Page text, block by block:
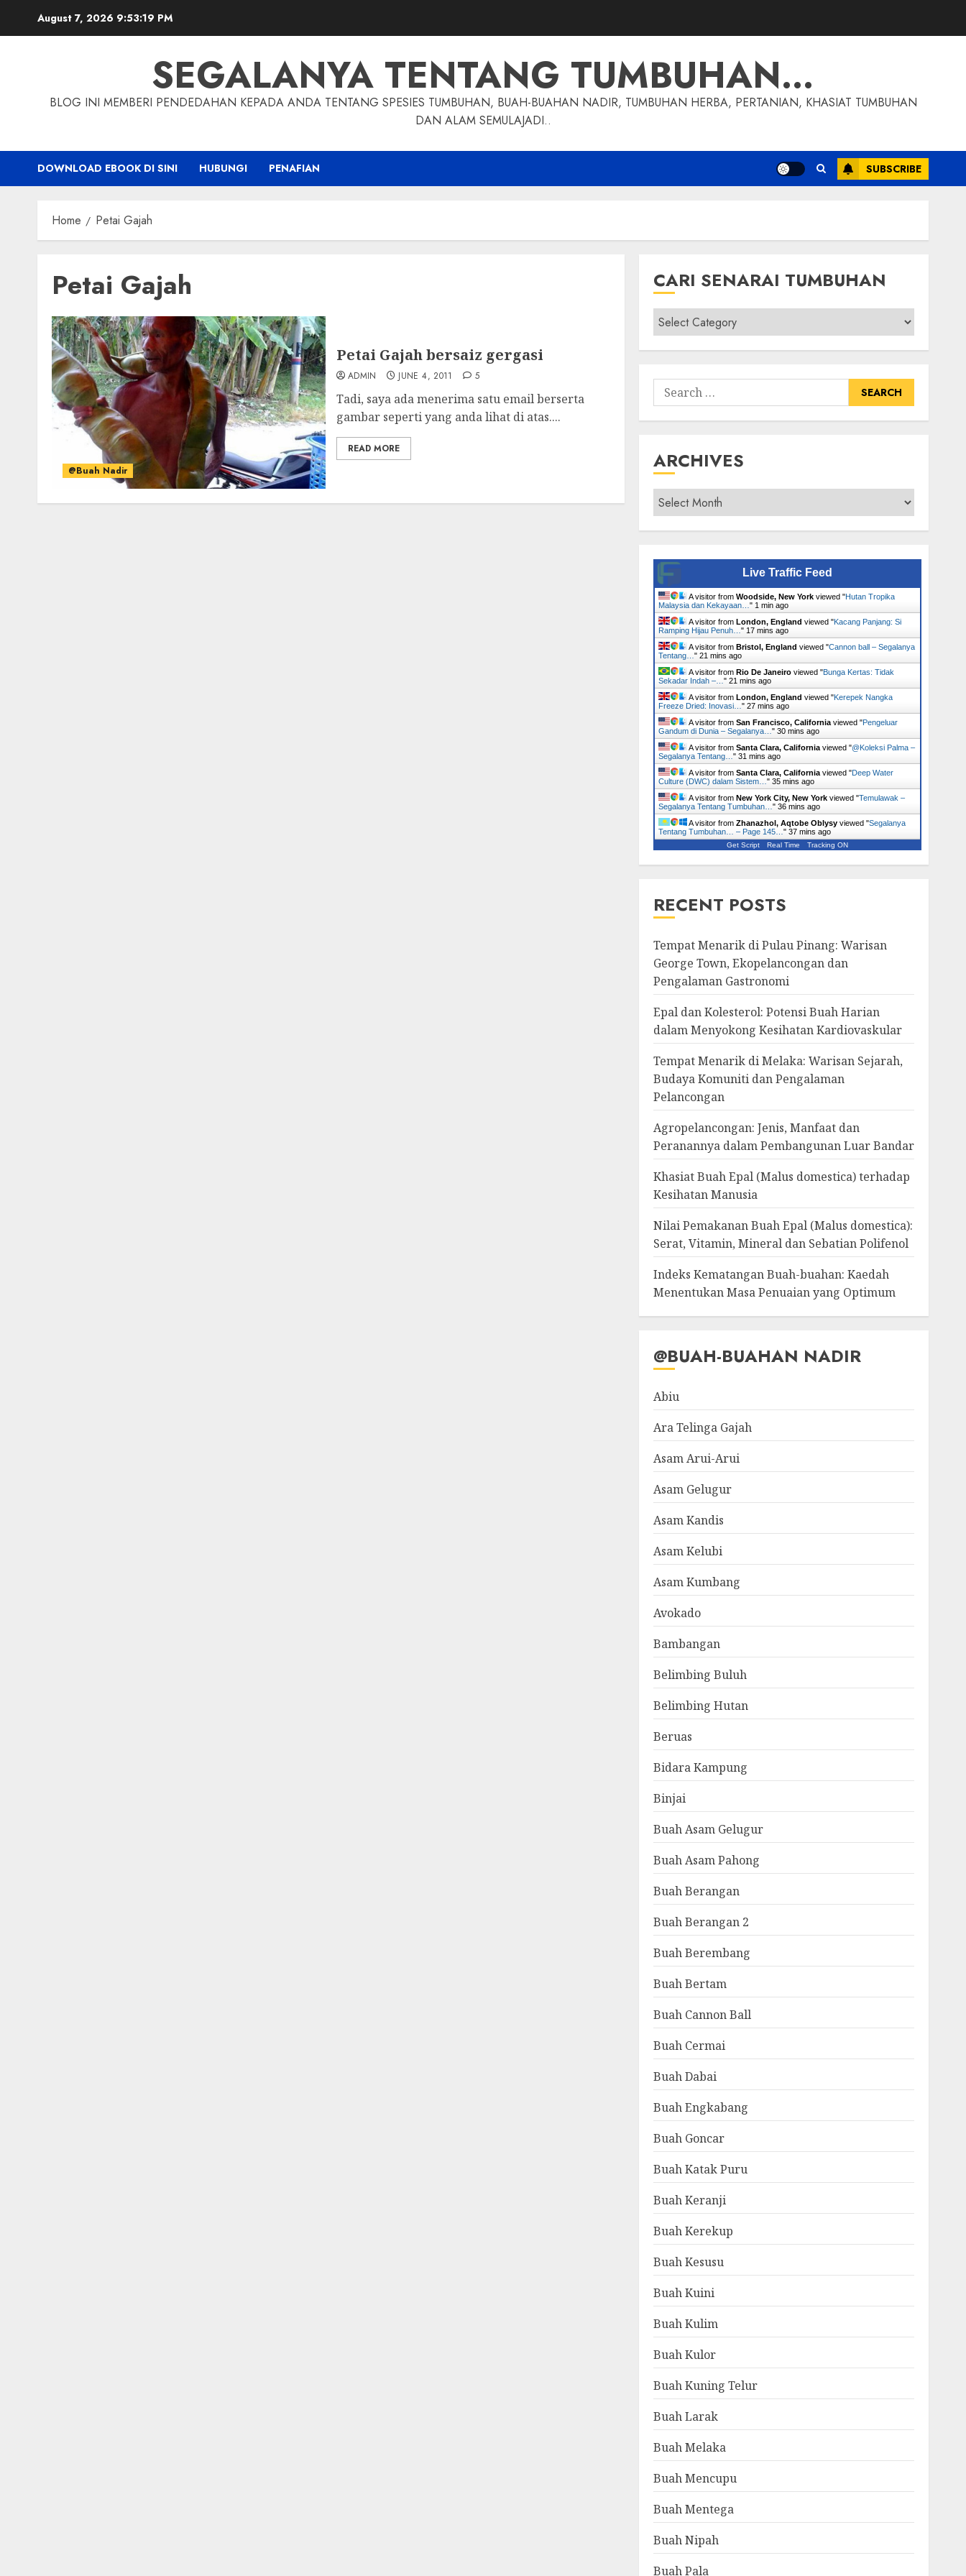
August 7, 2026 9:53:20 PM
SEGALANYA TENTANG TUMBUHAN…
BLOG INI MEMBERI PENDEDAHAN KEPADA ANDA TENTANG SPESIES TUMBUHAN, BUAH-BUAHAN NADIR, TUMBUHAN HERBA, PERTANIAN, KHASIAT TUMBUHAN
DAN ALAM SEMULAJADI..
DOWNLOAD EBOOK DI SINI HUBUNGI PENAFIAN SUBSCRIBE
Home Petai Gajah
Petai Gajah
@Buah Nadir
Petai Gajah bersaiz gergasi
ADMIN JUNE 4, 2011 5
Tadi, saya ada menerima satu email berserta
gambar seperti yang anda lihat di atas....
READ MORE
CARI SENARAI TUMBUHAN
Cari
Senarai
Tumbuhan
Search
for:
ARCHIVES
Archives
Live Traffic Feed
A visitor from Woodside, New Yorkviewed "Hutan Tropika
Malaysia dan Kekayaan… " 1 min ago
A visitor from London, England viewed "Kacang Panjang: Si
Ramping Hijau Penuh… " 17 mins ago
A visitor from Bristol, England viewed "Cannon ball – Segalanya
Tentang… " 21 mins ago
A visitor from Rio De Janeiroviewed "Bunga Kertas: Tidak
Sekadar Indah –… " 21 mins ago
A visitor from London, England viewed "Kerepek Nangka
Freeze Dried: Inovasi… " 27 mins ago
A visitor from San Francisco, Californiaviewed "Pengeluar
Gandum di Dunia – Segalanya… " 30 mins ago
A visitor from Santa Clara, Californiaviewed "@Koleksi Palma –
Segalanya Tentang… " 31 mins ago
A visitor from Santa Clara, Californiaviewed "Deep Water
Culture (DWC) dalam Sistem… " 35 mins ago
A visitor from New York City, New Yorkviewed "Temulawak –
Segalanya Tentang Tumbuhan… " 36 mins ago
A visitor from Zhanazhol, Aqtobe Oblysyviewed "Segalanya
Tentang Tumbuhan… – Page 145… " 37 mins ago
Get Script Real Time Tracking ON
RECENT POSTS
Tempat Menarik di Pulau Pinang: Warisan
George Town, Ekopelancongan dan
Pengalaman Gastronomi
Epal dan Kolesterol: Potensi Buah Harian
dalam Menyokong Kesihatan Kardiovaskular
Tempat Menarik di Melaka: Warisan Sejarah,
Budaya Komuniti dan Pengalaman
Pelancongan
Agropelancongan: Jenis, Manfaat dan
Peranannya dalam Pembangunan Luar Bandar
Khasiat Buah Epal (Malus domestica) terhadap
Kesihatan Manusia
Nilai Pemakanan Buah Epal (Malus domestica):
Serat, Vitamin, Mineral dan Sebatian Polifenol
Indeks Kematangan Buah-buahan: Kaedah
Menentukan Masa Penuaian yang Optimum
@BUAH-BUAHAN NADIR
Abiu
Ara Telinga Gajah
Asam Arui-Arui
Asam Gelugur
Asam Kandis
Asam Kelubi
Asam Kumbang
Avokado
Bambangan
Belimbing Buluh
Belimbing Hutan
Beruas
Bidara Kampung
Binjai
Buah Asam Gelugur
Buah Asam Pahong
Buah Berangan
Buah Berangan 2
Buah Berembang
Buah Bertam
Buah Cannon Ball
Buah Cermai
Buah Dabai
Buah Engkabang
Buah Goncar
Buah Katak Puru
Buah Keranji
Buah Kerekup
Buah Kesusu
Buah Kuini
Buah Kulim
Buah Kulor
Buah Kuning Telur
Buah Larak
Buah Melaka
Buah Mencupu
Buah Mentega
Buah Nipah
Buah Pala